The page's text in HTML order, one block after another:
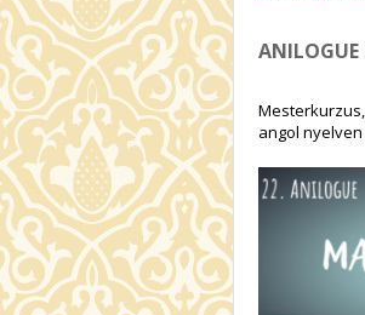
ANILOGUE
angol nyelven